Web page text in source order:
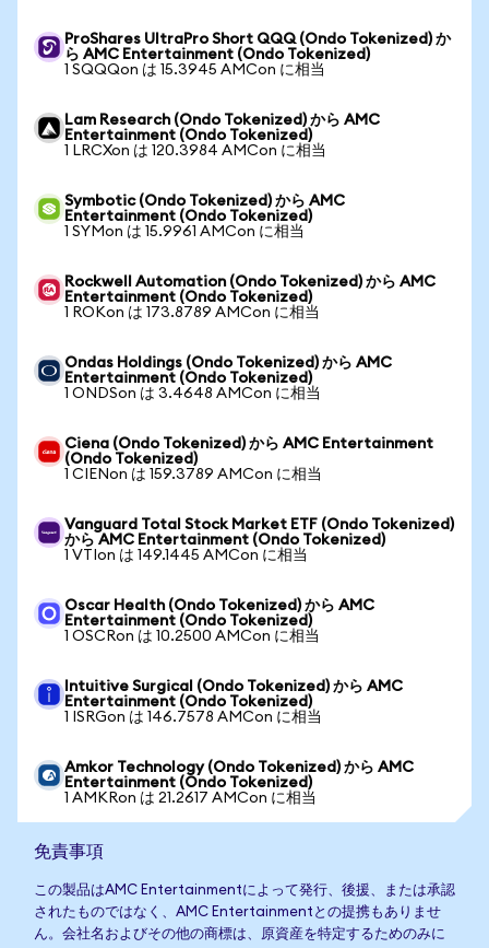
ProShares UltraPro Short QQQ (Ondo Tokenized) か
ら AMC Entertainment (Ondo Tokenized)
1 SQQQon は 15.3945 AMCon に相当
Lam Research (Ondo Tokenized) から AMC
Entertainment (Ondo Tokenized)
1 LRCXon は 120.3984 AMCon に相当
Symbotic (Ondo Tokenized) から AMC
Entertainment (Ondo Tokenized)
1 SYMon は 15.9961 AMCon に相当
Rockwell Automation (Ondo Tokenized) から AMC
Entertainment (Ondo Tokenized)
1 ROKon は 173.8789 AMCon に相当
Ondas Holdings (Ondo Tokenized) から AMC
Entertainment (Ondo Tokenized)
1 ONDSon は 3.4648 AMCon に相当
Ciena (Ondo Tokenized) から AMC Entertainment
(Ondo Tokenized)
1 CIENon は 159.3789 AMCon に相当
Vanguard Total Stock Market ETF (Ondo Tokenized)
から AMC Entertainment (Ondo Tokenized)
1 VTIon は 149.1445 AMCon に相当
Oscar Health (Ondo Tokenized) から AMC
Entertainment (Ondo Tokenized)
1 OSCRon は 10.2500 AMCon に相当
Intuitive Surgical (Ondo Tokenized) から AMC
Entertainment (Ondo Tokenized)
1 ISRGon は 146.7578 AMCon に相当
Amkor Technology (Ondo Tokenized) から AMC
Entertainment (Ondo Tokenized)
1 AMKRon は 21.2617 AMCon に相当
免責事項
この製品はAMC Entertainmentによって発行、後援、または承認
されたものではなく、AMC Entertainmentとの提携もありませ
ん。会社名およびその他の商標は、原資産を特定するためのみに